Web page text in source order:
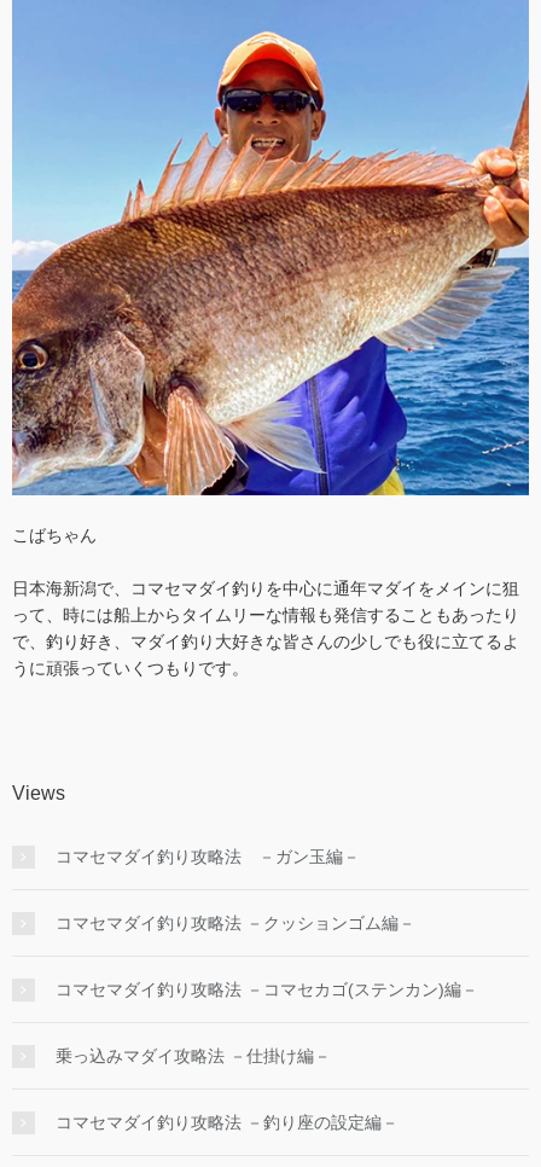
こばちゃん
日本海新潟で、コマセマダイ釣りを中心に通年マダイをメインに狙
って、時には船上からタイムリーな情報も発信することもあったり
で、釣り好き、マダイ釣り大好きな皆さんの少しでも役に立てるよ
うに頑張っていくつもりです。
Views
コマセマダイ釣り攻略法 －ガン玉編－
コマセマダイ釣り攻略法 －クッションゴム編－
コマセマダイ釣り攻略法 －コマセカゴ(ステンカン)編－
乗っ込みマダイ攻略法 －仕掛け編－
コマセマダイ釣り攻略法 －釣り座の設定編－